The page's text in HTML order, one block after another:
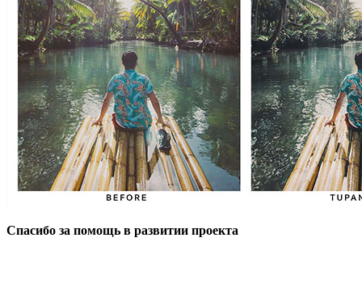
Спасибо за помощь в развитии проекта